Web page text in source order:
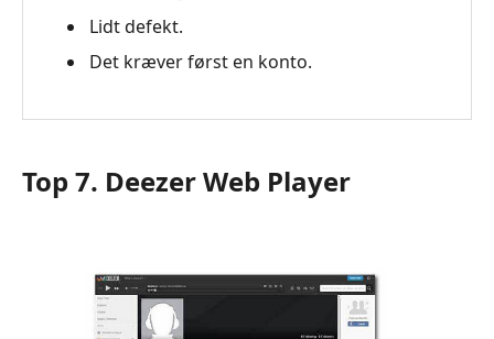
Lidt defekt.
Det kræver først en konto.
Top 7. Deezer Web Player